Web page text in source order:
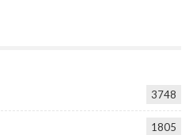
3748
1805